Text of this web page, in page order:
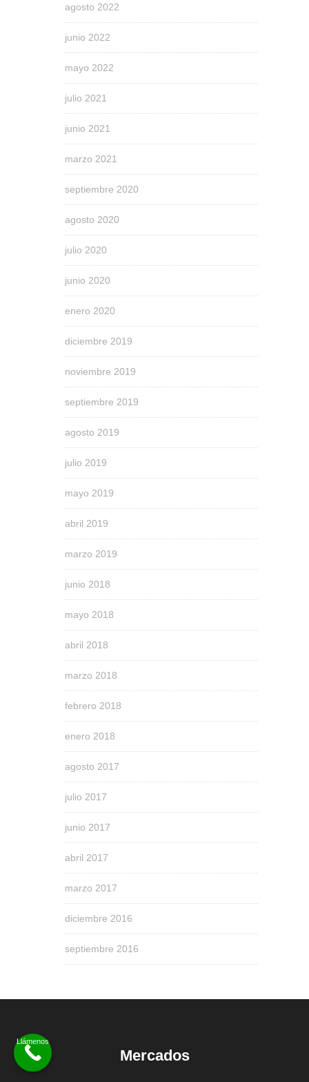
agosto 2022
junio 2022
mayo 2022
julio 2021
junio 2021
marzo 2021
septiembre 2020
agosto 2020
julio 2020
junio 2020
enero 2020
diciembre 2019
noviembre 2019
septiembre 2019
agosto 2019
julio 2019
mayo 2019
abril 2019
marzo 2019
junio 2018
mayo 2018
abril 2018
marzo 2018
febrero 2018
enero 2018
agosto 2017
julio 2017
junio 2017
abril 2017
marzo 2017
diciembre 2016
septiembre 2016
Mercados